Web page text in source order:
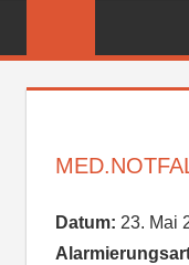
Datum: 23. Mai